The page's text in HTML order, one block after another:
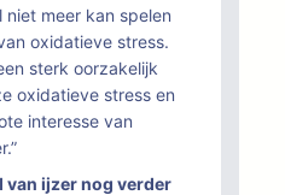
meer kan spelen
oxidatieve stress.
sterk oorzakelijk
oxidatieve stress en
interesse van
van ijzer nog verder